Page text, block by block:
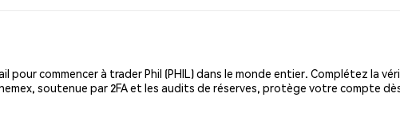
pour commencer à trader Phil (PHIL) dans le monde entier. Complétez la
soutenue par 2FA et les audits de réserves, protège votre compte